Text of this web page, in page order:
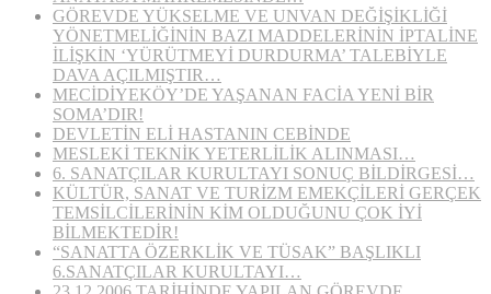
GÖREVDE YÜKSELME VE UNVAN DEĞİŞİKLİĞİ
YÖNETMELİĞİNİN BAZI MADDELERİNİN İPTALİNE
İLİŞKİN ‘YÜRÜTMEYİ DURDURMA’ TALEBİYLE
DAVA AÇILMIŞTIR…
MECİDİYEKÖY’DE YAŞANAN FACİA YENİ BİR
SOMA’DIR!
DEVLETİN ELİ HASTANIN CEBİNDE
MESLEKİ TEKNİK YETERLİLİK ALINMASI…
6. SANATÇILAR KURULTAYI SONUÇ BİLDİRGESİ…
KÜLTÜR, SANAT VE TURİZM EMEKÇİLERİ GERÇEK
TEMSİLCİLERİNİN KİM OLDUĞUNU ÇOK İYİ
BİLMEKTEDİR!
“SANATTA ÖZERKLİK VE TÜSAK” BAŞLIKLI
6.SANATÇILAR KURULTAYI…